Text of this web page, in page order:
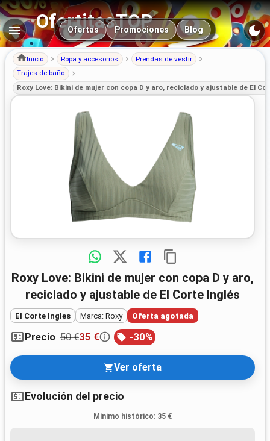
OfertitasTOP
Navegación principal
Ofertas Promociones Blog
Inicio Ropa y accesorios
Prendas de vestir
Trajes de baño
Roxy Love: Bikini de mujer con copa D y aro, reciclado y ajustable de El
Roxy Love: Bikini de mujer con copa D y aro,
reciclado y ajustable de El Corte Inglés
El Corte Ingles Marca: Roxy Oferta agotada
Precio 50 €35 € -30%
Ver oferta
Evolución del precio
Mínimo histórico: 35 €